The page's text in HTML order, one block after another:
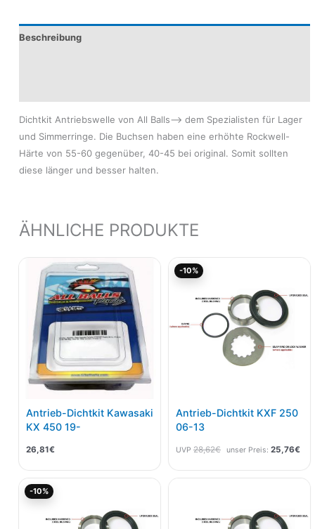
Beschreibung
Dichtkit Antriebswelle von All Balls–> dem Spezialisten für Lager
und Simmerringe. Die Buchsen haben eine erhöhte Rockwell-
Härte von 55-60 gegenüber, 40-45 bei original. Somit sollten
diese länger und besser halten.
ÄHNLICHE PRODUKTE
Antrieb-Dichtkit Kawasaki
KX 450 19-
26,81€
-10%
Antrieb-Dichtkit KXF 250
06-13
UVP 28,62€
28,62€
unser Preis: 25,76€
-10%
28,50€
25,66€.